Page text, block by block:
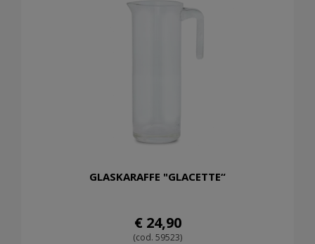
GLASKARAFFE "GLACETTE“
€ 24,90
(cod. 59523)